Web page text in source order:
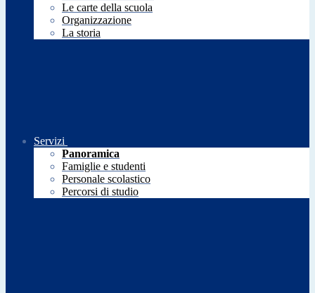
Le carte della scuola
Organizzazione
La storia
Servizi
Panoramica
Famiglie e studenti
Personale scolastico
Percorsi di studio